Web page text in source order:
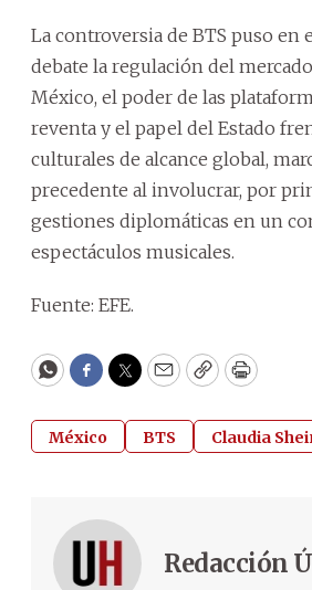
La controversia de BTS puso en
debate la regulación del
México, el poder de las
reventa y el papel del Estado
culturales de alcance global,
precedente al involucrar, por
gestiones diplomáticas en un
espectáculos musicales.
Fuente: EFE.
WhatsApp
Facebook
Twitter
EmailCopyPrint
México BTS Claudia
Redacción